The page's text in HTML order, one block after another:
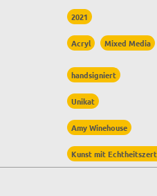
2021
Acryl Mixed Media
handsigniert
Unikat
Amy Winehouse
Kunst mit